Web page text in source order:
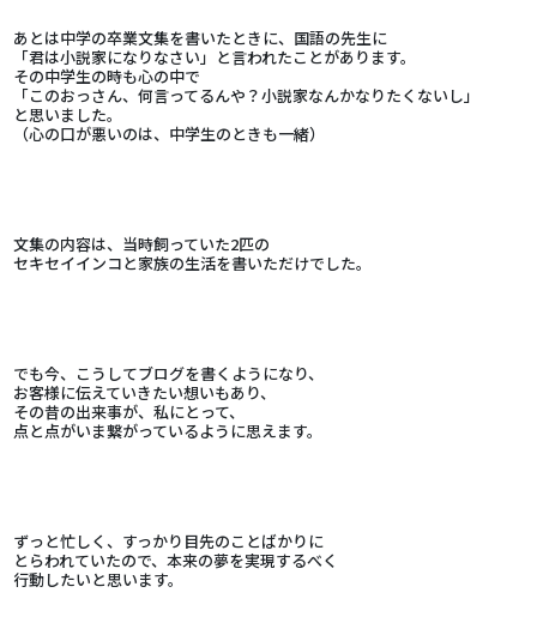
あとは中学の卒業文集を書いたときに、国語の先生に
「君は小説家になりなさい」と言われたことがあります。
その中学生の時も心の中で
「このおっさん、何言ってるんや？小説家なんかなりたくないし」
と思いました。
（心の口が悪いのは、中学生のときも一緒）
文集の内容は、当時飼っていた2匹の
セキセイインコと家族の生活を書いただけでした。
でも今、こうしてブログを書くようになり、
お客様に伝えていきたい想いもあり、
その昔の出来事が、私にとって、
点と点がいま繋がっているように思えます。
ずっと忙しく、すっかり目先のことばかりに
とらわれていたので、本来の夢を実現するべく
行動したいと思います。